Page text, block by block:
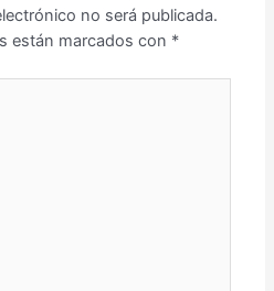
no será publicada.
están marcados con *